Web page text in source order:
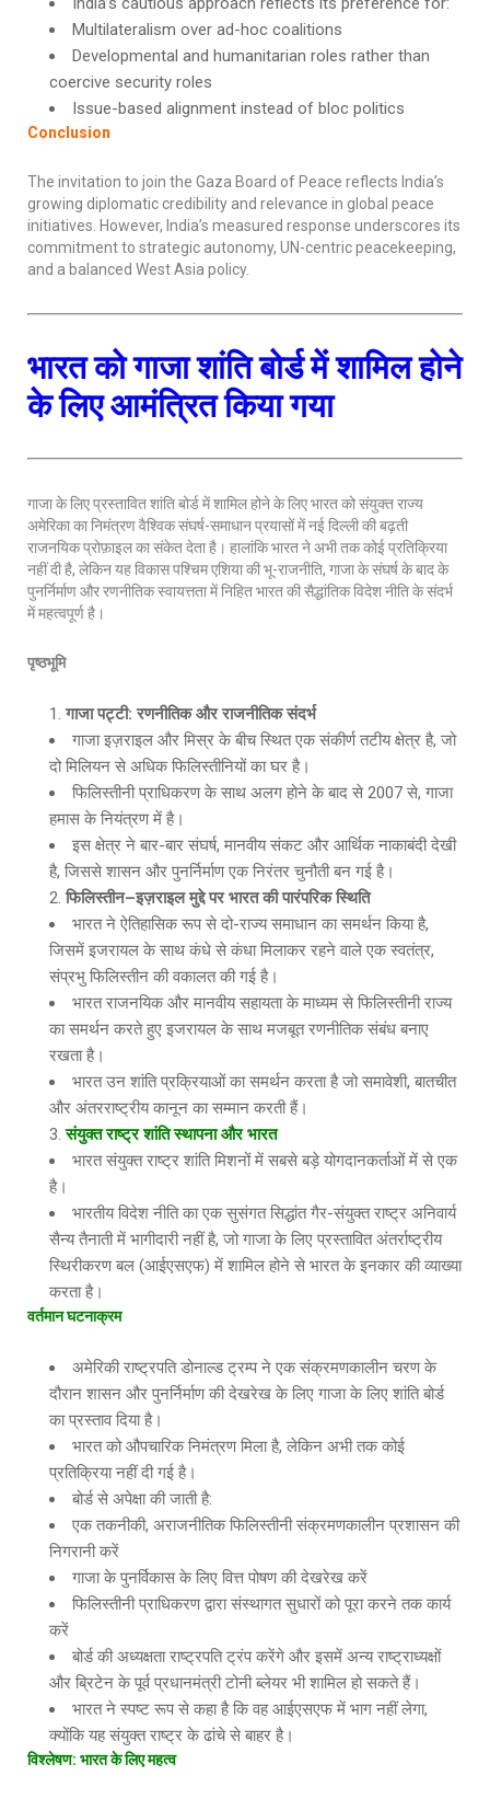
Multilateralism over ad-hoc coalitions
Developmental and humanitarian roles rather than
coercive security roles
Issue-based alignment instead of bloc politics
Conclusion
The invitation to join the Gaza Board of Peace reflects India’s
growing diplomatic credibility and relevance in global peace
initiatives. However, India’s measured response underscores its
commitment to strategic autonomy, UN-centric peacekeeping,
and a balanced West Asia policy.
भारत को गाजा शांति बोर्ड में शामिल होने
के लिए आमंत्रित किया गया
गाजा के लिए प्रस्तावित शांति बोर्ड में शामिल होने के लिए भारत को संयुक्त राज्य
अमेरिका का निमंत्रण वैश्विक संघर्ष-समाधान प्रयासों में नई दिल्ली की बढ़ती
राजनयिक प्रोफ़ाइल का संकेत देता है। हालांकि भारत ने अभी तक कोई प्रतिक्रिया
नहीं दी है, लेकिन यह विकास पश्चिम एशिया की भू-राजनीति, गाजा के संघर्ष के बाद के
पुनर्निर्माण और रणनीतिक स्वायत्तता में निहित भारत की सैद्धांतिक विदेश नीति के संदर्भ
में महत्वपूर्ण है।
पृष्ठभूमि
गाजा पट्टी: रणनीतिक और राजनीतिक संदर्भ
गाजा इज़राइल और मिस्र के बीच स्थित एक संकीर्ण तटीय क्षेत्र है, जो
दो मिलियन से अधिक फिलिस्तीनियों का घर है।
फिलिस्तीनी प्राधिकरण के साथ अलग होने के बाद से 2007 से, गाजा
हमास के नियंत्रण में है।
इस क्षेत्र ने बार-बार संघर्ष, मानवीय संकट और आर्थिक नाकाबंदी देखी
है, जिससे शासन और पुनर्निर्माण एक निरंतर चुनौती बन गई है।
फिलिस्तीन–इज़राइल मुद्दे पर भारत की पारंपरिक स्थिति
भारत ने ऐतिहासिक रूप से दो-राज्य समाधान का समर्थन किया है,
जिसमें इजरायल के साथ कंधे से कंधा मिलाकर रहने वाले एक स्वतंत्र,
संप्रभु फिलिस्तीन की वकालत की गई है।
भारत राजनयिक और मानवीय सहायता के माध्यम से फिलिस्तीनी राज्य
का समर्थन करते हुए इजरायल के साथ मजबूत रणनीतिक संबंध बनाए
रखता है।
भारत उन शांति प्रक्रियाओं का समर्थन करता है जो समावेशी, बातचीत
और अंतरराष्ट्रीय कानून का सम्मान करती हैं।
संयुक्त राष्ट्र शांति स्थापना और भारत
भारत संयुक्त राष्ट्र शांति मिशनों में सबसे बड़े योगदानकर्ताओं में से एक
है।
भारतीय विदेश नीति का एक सुसंगत सिद्धांत गैर-संयुक्त राष्ट्र अनिवार्य
सैन्य तैनाती में भागीदारी नहीं है, जो गाजा के लिए प्रस्तावित अंतर्राष्ट्रीय
स्थिरीकरण बल (आईएसएफ) में शामिल होने से भारत के इनकार की व्याख्या
करता है।
वर्तमानघटनाक्रम
अमेरिकी राष्ट्रपति डोनाल्ड ट्रम्प ने एक संक्रमणकालीन चरण के
दौरान शासन और पुनर्निर्माण की देखरेख के लिए गाजा के लिए शांति बोर्ड
का प्रस्ताव दिया है।
भारत को औपचारिक निमंत्रण मिला है, लेकिन अभी तक कोई
प्रतिक्रिया नहीं दी गई है।
बोर्ड से अपेक्षा की जाती है:
एक तकनीकी, अराजनीतिक फिलिस्तीनी संक्रमणकालीन प्रशासन की
निगरानी करें
गाजा के पुनर्विकास के लिए वित्त पोषण की देखरेख करें
फिलिस्तीनी प्राधिकरण द्वारा संस्थागत सुधारों को पूरा करने तक कार्य
करें
बोर्ड की अध्यक्षता राष्ट्रपति ट्रंप करेंगे और इसमें अन्य राष्ट्राध्यक्षों
और ब्रिटेन के पूर्व प्रधानमंत्री टोनी ब्लेयर भी शामिल हो सकते हैं।
भारत ने स्पष्ट रूप से कहा है कि वह आईएसएफ में भाग नहीं लेगा,
क्योंकि यह संयुक्त राष्ट्र के ढांचे से बाहर है।
विश्लेषण: भारतकेलिएमहत्व